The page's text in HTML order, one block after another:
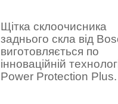
Щітка склоочисника
заднього скла від
виготовляється по
інноваційній
Power Protection Plus.